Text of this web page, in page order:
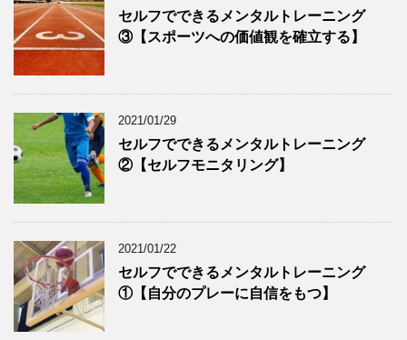
セルフでできるメンタルトレーニング
③【スポーツへの価値観を確立する】
2021/01/29
セルフでできるメンタルトレーニング
②【セルフモニタリング】
2021/01/22
セルフでできるメンタルトレーニング
①【自分のプレーに自信をもつ】